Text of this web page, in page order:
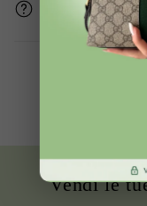
prodotto sono
Oltre
Vendi le